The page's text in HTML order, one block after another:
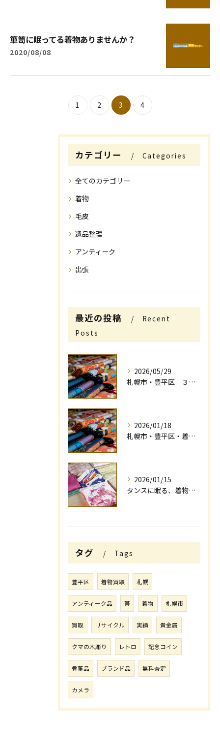
箪笥に眠ってる着物ありませんか？
2020/08/08
1 2 3 4
カテゴリー Categories
全てのカテゴリー
着物
毛皮
遺品整理
アンティーク
出張
最近の投稿
Recent
Posts
2026/05/29
札幌市・豊平区 ３０年の実績と信頼のアオゾラ商店店主が着物買取の高価買い取りのアドバイス
2026/01/18
札幌市・豊平区・着物買取 中古着物 買取査定に及ぼす匂いについて解説いたします
2026/01/15
タンスに眠る、着物買取、帯、反物、和小物（草履等）ありませんか？
タグ Tags
豊平区 着物買取 札幌
アンティーク品 帯 着物 札幌市
買取 リサイクル 実績 貴金属
クマの木彫り レトロ 記念コイン
骨董品 ブランド品 無料査定
カメラ